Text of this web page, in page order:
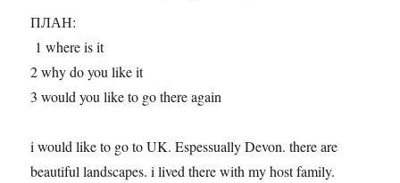
ПЛАН:
1 where is it
2 why do you like it
3 would you like to go there again
i would like to go to UK. Espessually Devon. there are
beautiful landscapes. i lived there with my host family.